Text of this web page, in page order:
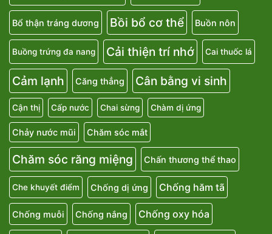
Bổ thận tráng dương Bồi bổ cơ thể Buồn nôn
Buồng trứng đa nang Cải thiện trí nhớ Cai thuốc lá
Cảm lạnh Căng thẳng Cân bằng vi sinh
Cận thị Cấp nước Chai sừng Chàm dị ứng
Chảy nước mũi Chăm sóc mắt
Chăm sóc răng miệng Chấn thương thể thao
Che khuyết điểm Chống dị ứng Chống hăm tã
Chống muỗi Chống nắng Chống oxy hóa